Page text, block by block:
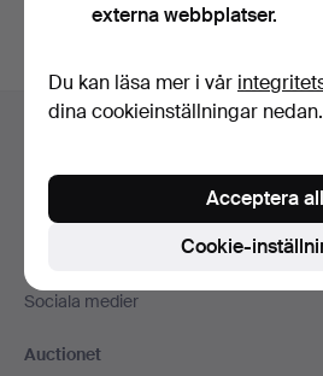
Sidfotsnavigation
Sociala medier
Auctionet
externa webbplatser.
Du kan läsa mer i vår
dina cookieinställningar nedan.
Cookie-
Acceptera